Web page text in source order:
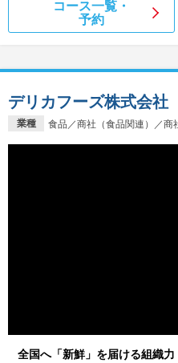
コース一覧・
予約
業種 食品／商社（食品関連）／商
デリカフーズ株式会社
全国へ「新鮮」を届ける組織